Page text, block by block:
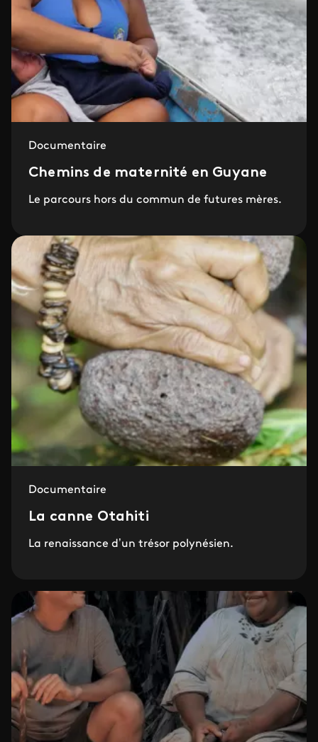
Documentaire
Chemins de maternité en Guyane
Le parcours hors du commun de futures mères.
Documentaire
La canne Otahiti
La renaissance d’un trésor polynésien.